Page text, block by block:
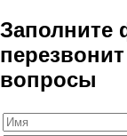
Заполните
вопросы